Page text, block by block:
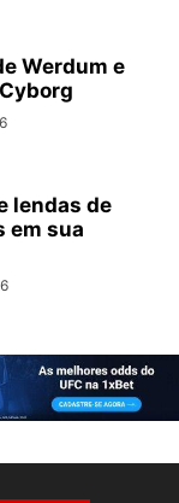
Werdum e
lendas de
em sua